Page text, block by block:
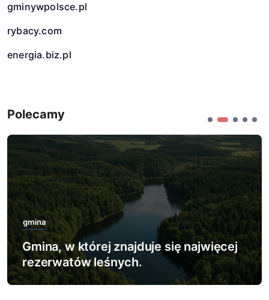
gminywpolsce.pl
rybacy.com
energia.biz.pl
Polecamy
gmina
Gmina, w której zlokalizowano
największy poligon wojskowy.